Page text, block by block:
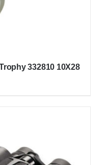
332810 10X28